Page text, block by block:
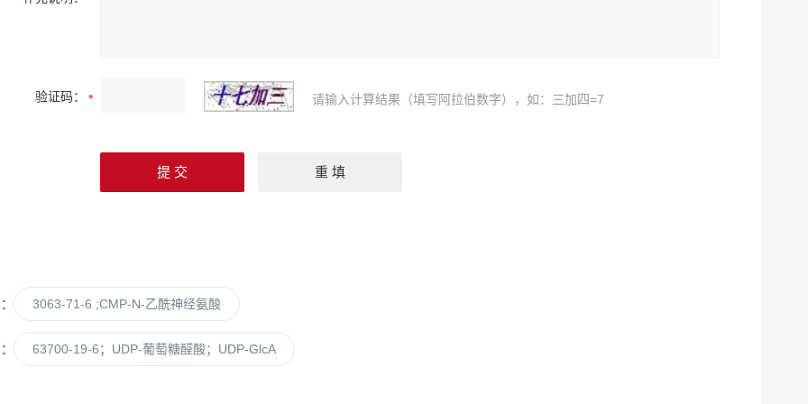
验证码： 请输入计算结果（填写阿拉伯数字），如：三加四=7
3063-71-6 ;CMP-N-乙酰神经氨酸
63700-19-6；UDP-葡萄糖醛酸；UDP-GlcA